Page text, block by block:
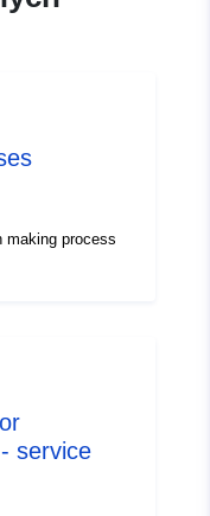
making process
service